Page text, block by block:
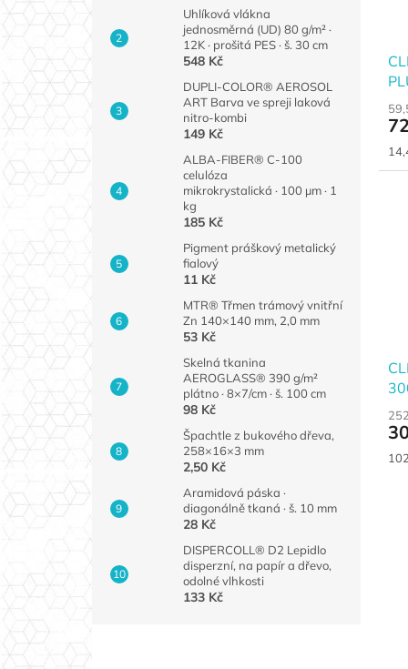
Uhlíková vlákna
jednosměrná (UD) 80 g/m² ·
12K · prošitá PES · š. 30 cm
548 Kč
DUPLI-COLOR® AEROSOL
ART Barva ve spreji laková
nitro-kombi
149 Kč
ALBA-FIBER® C-100
celulóza
mikrokrystalická · 100 µm · 1
kg
185 Kč
Pigment práškový metalický
fialový
11 Kč
MTR® Třmen trámový vnitřní
Zn 140×140 mm, 2,0 mm
53 Kč
Skelná tkanina
AEROGLASS® 390 g/m²
plátno · 8×7/cm · š. 100 cm
98 Kč
Špachtle z bukového dřeva,
258×16×3 mm
2,50 Kč
Aramidová páska ·
diagonálně tkaná · š. 10 mm
28 Kč
DISPERCOLL® D2 Lepidlo
disperzní, na papír a dřevo,
odolné vlhkosti
133 Kč